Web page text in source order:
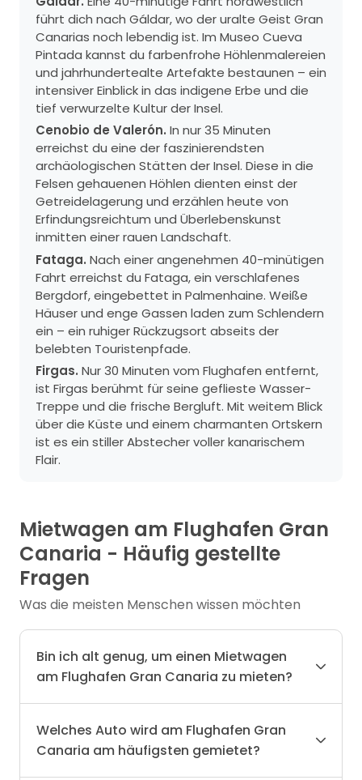
führt dich nach Gáldar, wo der uralte Geist Gran
Canarias noch lebendig ist. Im Museo Cueva
Pintada kannst du farbenfrohe Höhlenmalereien
und jahrhundertealte Artefakte bestaunen – ein
intensiver Einblick in das indigene Erbe und die
tief verwurzelte Kultur der Insel.
Cenobio de Valerón. In nur 35 Minuten
erreichst du eine der faszinierendsten
archäologischen Stätten der Insel. Diese in die
Felsen gehauenen Höhlen dienten einst der
Getreidelagerung und erzählen heute von
Erfindungsreichtum und Überlebenskunst
inmitten einer rauen Landschaft.
Fataga. Nach einer angenehmen 40-minütigen
Fahrt erreichst du Fataga, ein verschlafenes
Bergdorf, eingebettet in Palmenhaine. Weiße
Häuser und enge Gassen laden zum Schlendern
ein – ein ruhiger Rückzugsort abseits der
belebten Touristenpfade.
Firgas. Nur 30 Minuten vom Flughafen entfernt,
ist Firgas berühmt für seine geflieste Wasser-
Treppe und die frische Bergluft. Mit weitem Blick
über die Küste und einem charmanten Ortskern
ist es ein stiller Abstecher voller kanarischem
Flair.
Mietwagen am Flughafen Gran
Canaria - Häufig gestellte
Fragen
Was die meisten Menschen wissen möchten
Bin ich alt genug, um einen Mietwagen
am Flughafen Gran Canaria zu mieten?
Welches Auto wird am Flughafen Gran
Canaria am häufigsten gemietet?